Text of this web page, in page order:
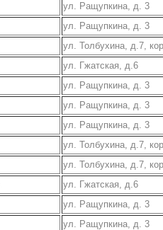
ул. Ращупкина, д. 3
ул. Ращупкина, д. 3
ул. Толбухина, д.7,
ул. Гжатская, д.6
ул. Ращупкина, д. 3
ул. Ращупкина, д. 3
ул. Ращупкина, д. 3
ул. Толбухина, д.7,
ул. Толбухина, д.7,
ул. Гжатская, д.6
ул. Ращупкина, д. 3
ул. Ращупкина, д. 3